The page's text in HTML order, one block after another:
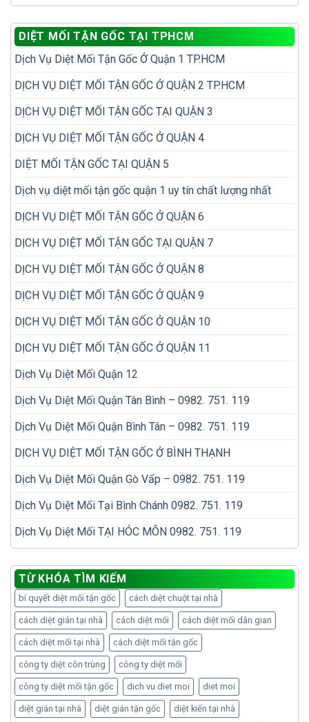
mối?
để
không
phải
diệt
diệt
nhiều
trí
dễ
bị
bỏ
khi
kiểm
mối
nhà
DIỆT MỐI TẬN GỐC TẠI TPHCM
Dịch Vụ Diệt Mối Tận Gốc Ở Quận 1 TP.HCM
DỊCH VỤ DIỆT MỐI TẬN GỐC Ở QUẬN 2 TP.HCM
DỊCH VỤ DIỆT MỐI TẬN GỐC TẠI QUẬN 3
DỊCH VỤ DIỆT MỐI TẬN GỐC Ở QUẬN 4
DIỆT MỐI TẬN GỐC TẠI QUẬN 5
Dịch vụ diệt mối tận gốc quận 1 uy tín chất lượng nhất
DỊCH VỤ DIỆT MỐI TẬN GỐC Ở QUẬN 6
DỊCH VỤ DIỆT MỐI TẬN GỐC TẠI QUẬN 7
DỊCH VỤ DIỆT MỐI TẬN GỐC Ở QUẬN 8
DỊCH VỤ DIỆT MỐI TẬN GỐC Ở QUẬN 9
DỊCH VỤ DIỆT MỐI TẬN GỐC Ở QUẬN 10
DỊCH VỤ DIỆT MỐI TẬN GỐC Ở QUẬN 11
Dịch Vụ Diệt Mối Quận 12
Dịch Vụ Diệt Mối Quận Tân Bình – 0982. 751. 119
Dịch Vụ Diệt Mối Quận Bình Tân – 0982. 751. 119
DỊCH VỤ DIỆT MỐI TẬN GỐC Ở BÌNH THẠNH
Dịch Vụ Diệt Mối Quận Gò Vấp – 0982. 751. 119
Dịch Vụ Diệt Mối Tại Bình Chánh 0982. 751. 119
Dịch Vụ Diệt Mối TẠI HÓC MÔN 0982. 751. 119
TỪ KHÓA TÌM KIẾM
bí quyết diệt mối tận gốc cách diệt chuột tại nhà
cách diệt gián tại nhà cách diệt mối cách diệt mối dân gian
cách diệt mối tại nhà cách diệt mối tận gốc
công ty diệt côn trùng công ty diệt mối
công ty diệt mối tận gốc dich vu diet moi diet moi
diệt gián tại nhà diệt gián tận gốc diệt kiến tại nhà